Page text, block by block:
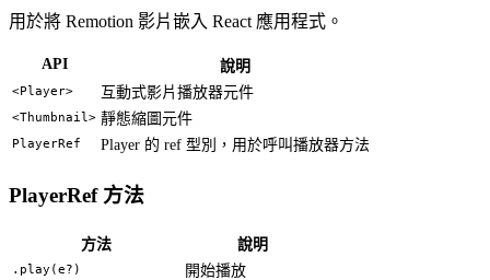
用於將 Remotion 影片嵌入 React 應用程式。
API 說明
<Player> 互動式影片播放器元件
<Thumbnail> 靜態縮圖元件
PlayerRef Player 的 ref 型別，用於呼叫播放器方法
PlayerRef 方法
方法 說明
.play(e?) 開始播放